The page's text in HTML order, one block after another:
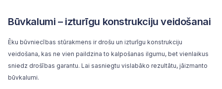
Būvkalumi – izturīgu konstrukciju veidošanai
Ēku būvniecības stūrakmens ir drošu un izturīgu konstrukciju
veidošana, kas ne vien paildzina to kalpošanas ilgumu, bet vienlaikus
sniedz drošības garantu. Lai sasniegtu vislabāko rezultātu, jāizmanto
būvkalumi.